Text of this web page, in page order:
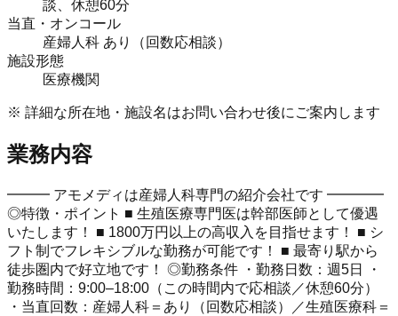
談、休憩60分
当直・オンコール
産婦人科 あり（回数応相談）
施設形態
医療機関
※ 詳細な所在地・施設名はお問い合わせ後にご案内します
業務内容
━━━ アモメディは産婦人科専門の紹介会社です ━━━━
◎特徴・ポイント ■ 生殖医療専門医は幹部医師として優遇
いたします！ ■ 1800万円以上の高収入を目指せます！ ■ シ
フト制でフレキシブルな勤務が可能です！ ■ 最寄り駅から
徒歩圏内で好立地です！ ◎勤務条件 ・勤務日数：週5日 ・
勤務時間：9:00–18:00（この時間内で応相談／休憩60分）
・当直回数：産婦人科＝あり（回数応相談）／生殖医療科＝